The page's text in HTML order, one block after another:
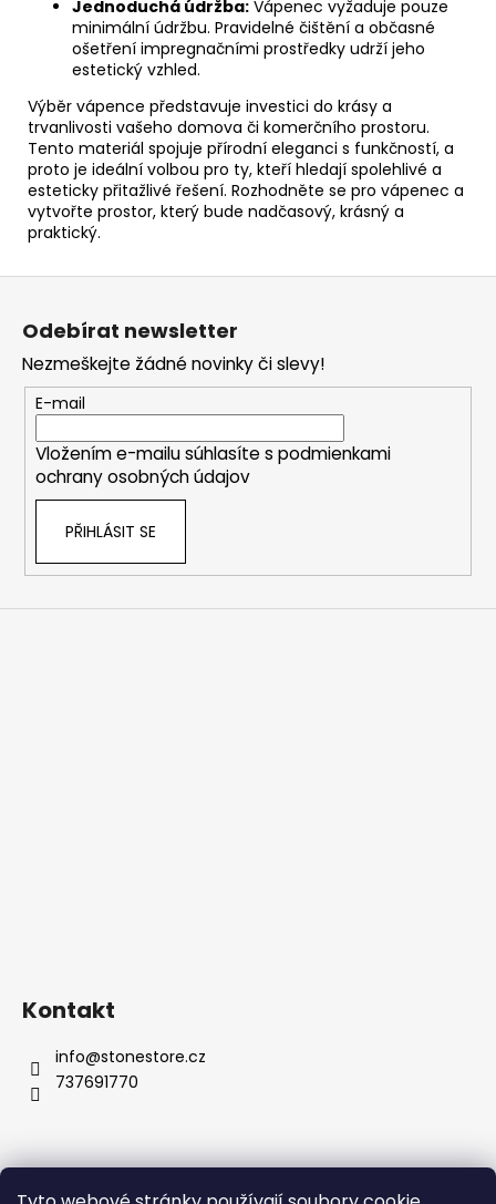
Jednoduchá údržba: Vápenec vyžaduje pouze
minimální údržbu. Pravidelné čištění a občasné
ošetření impregnačními prostředky udrží jeho
estetický vzhled.
Výběr vápence představuje investici do krásy a
trvanlivosti vašeho domova či komerčního prostoru.
Tento materiál spojuje přírodní eleganci s funkčností, a
proto je ideální volbou pro ty, kteří hledají spolehlivé a
esteticky přitažlivé řešení. Rozhodněte se pro vápenec a
vytvořte prostor, který bude nadčasový, krásný a
praktický.
Odebírat newsletter
Nezmeškejte žádné novinky či slevy!
E-mail
Vložením e-mailu súhlasíte s podmienkami
ochrany osobných údajov
PŘIHLÁSIT SE
Kontakt
info@stonestore.cz
737691770